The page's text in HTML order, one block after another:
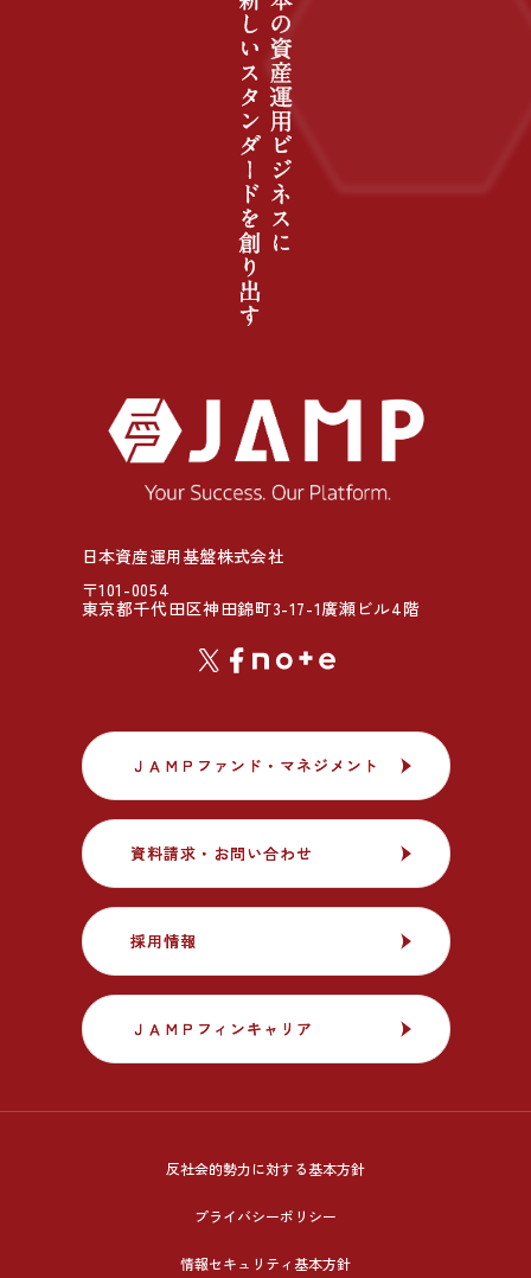
日本資産運用基盤株式会社
〒101-0054
東京都千代田区神田錦町3-17-1廣瀬ビル4階
ＪＡＭＰファンド・マネジメント
ＪＡＭＰファンド・マネジメント
資料請求・お問い合わせ
資料請求・お問い合わせ
採用情報
採用情報
ＪＡＭＰフィンキャリア
ＪＡＭＰフィンキャリア
反社会的勢力に対する基本方針
プライバシーポリシー
情報セキュリティ基本方針